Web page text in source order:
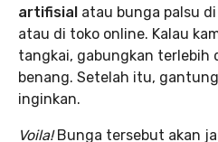
artifisial atau bunga palsu
atau di toko online. Kalau
tangkai, gabungkan terlebih
benang. Setelah itu,
inginkan.
Voila!Bunga tersebut akan